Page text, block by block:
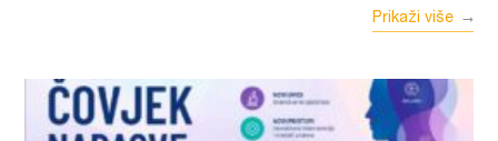
Prikaži više